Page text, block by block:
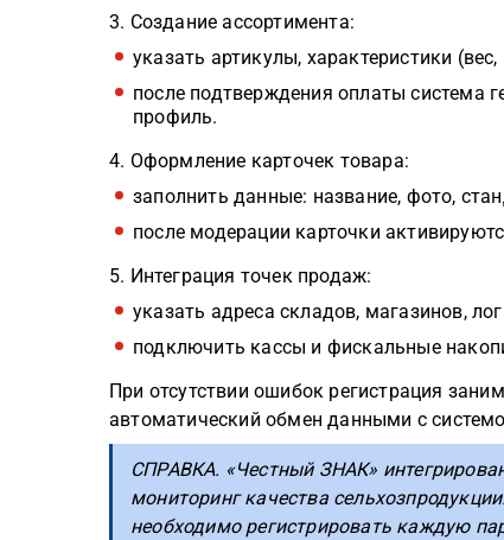
3. Создание ассортимента:
указать артикулы, характеристики
после подтверждения оплаты система
профиль.
4. Оформление карточек товара:
заполнить данные: название, фото,
после модерации карточки
5. Интеграция точек продаж:
указать адреса складов, магазинов,
подключить кассы и фискальные
При отсутствии ошибок регистрация
автоматический обмен данными с
СПРАВКА. «Честный ЗНАК»
мониторинг качества
необходимо регистрировать каждую